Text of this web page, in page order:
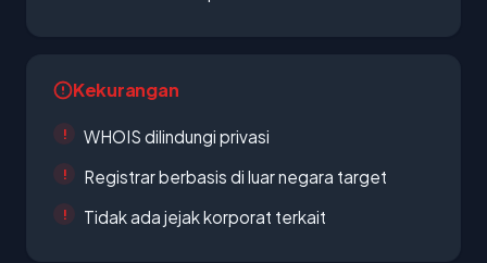
Kekurangan
WHOIS dilindungi privasi
Registrar berbasis di luar negara target
Tidak ada jejak korporat terkait